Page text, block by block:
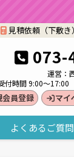
見積依頼（下敷き）
よくあるご質問
073-
運営：
付時間 9:00～
会員登録 マイ